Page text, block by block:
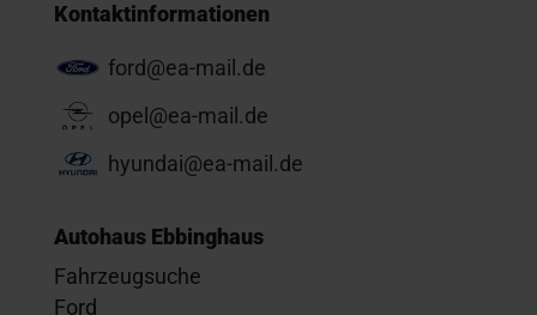
Kontaktinformationen
ford@ea-mail.de
opel@ea-mail.de
hyundai@ea-mail.de
Autohaus Ebbinghaus
Fahrzeugsuche
Ford